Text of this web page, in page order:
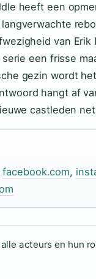
heeft een
van
een frisse
gezin wordt
hangt af
castleden
facebook.com,
acteurs en hun